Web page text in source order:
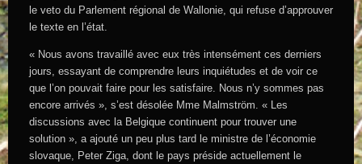
le veto du Parlement régional de Wallonie, qui refuse d’approuver
le texte en l’état.
« Nous avons travaillé avec eux très intensément ces derniers
jours, essayant de comprendre leurs inquiétudes et de voir ce
que l’on pouvait faire pour les satisfaire. Nous n’y sommes pas
encore arrivés », s’est désolée Mme Malmström. « Les
discussions avec la Belgique continuent pour trouver une
solution », a ajouté un peu plus tard le ministre de l’économie
slovaque, Peter Ziga, dont le pays préside actuellement le